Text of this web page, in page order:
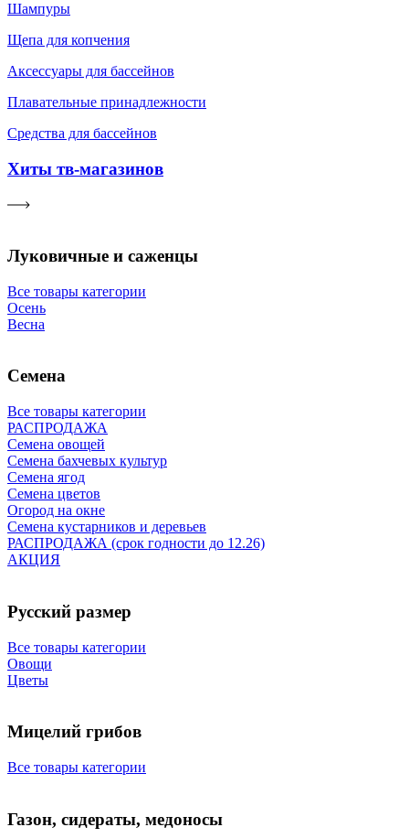
Шампуры
Щепа для копчения
Аксессуары для бассейнов
Плавательные принадлежности
Средства для бассейнов
Хиты тв-магазинов
Луковичные и саженцы
Все товары категории
Осень
Весна
Семена
Все товары категории
РАСПРОДАЖА
Семена овощей
Семена бахчевых культур
Семена ягод
Семена цветов
Огород на окне
Семена кустарников и деревьев
РАСПРОДАЖА (срок годности до 12.26)
АКЦИЯ
Русский размер
Все товары категории
Овощи
Цветы
Мицелий грибов
Все товары категории
Газон, сидераты, медоносы